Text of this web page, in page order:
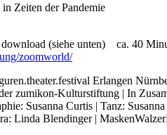
Zeiten der Pandemie
(siehe unten) ca. 40
zoomworld/
Erlangen
zumikon-Kulturstiftung | In
Susanna Curtis | Tanz:
Linda Blendinger |